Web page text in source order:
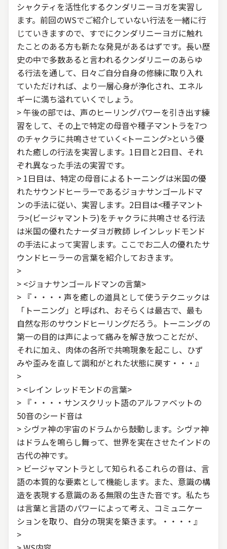
シャクティを活性化するクンダリニーヨガを実習し
ます。前回のWSでご紹介していない行法を一緒に行
じていきますので、すでにクンダリニーヨガに触れ
たことのある方も新たな発見があるはずです。長い歴
史の中で多数あると言われるクンダリニーのあらゆ
る行法を通して、日々ご自分自身の修練に取り入れ
ていただければ、より一層心身が浄化され、エネル
ギーに満ち溢れていくでしょう。
> 午後の部では、声のヒーリングパワーを引き出す練
習をして、その上で特定の母音や種子マントラを7つ
のチャクラに共鳴させていく<トーニング>という優
れた癒しの行法を実習します。1日目と2日目、それ
ぞれ異なった手法の実習です。
> 1日目は、特定の母音によるトーニングは米国の優
れたサウンドヒーラーであるジョナサンゴールドマ
ンの手法に従い、実習します。2日目は<種子マント
ラ>(ビージャマントラ)をチャクラに共鳴させる行法
は米国の優れたナーダヨガ教師 レインレッドモンド
の手法によって実習します。ここでお二人の優れたサ
ウンドヒーラーの言葉を紹介しておきます。
>
> <ジョナサンゴールドマンの言葉>
> 『・・・・声を癒しの道具として使うテクニックは
「トーニング」と呼ばれ、おそらくは最古で、最も
自然な形のサウンドヒーリングだろう。トーニングの
第一の目的は声によって痛みを解き放つことだが、
それに加え、肉体の各所で共鳴現象を起こし、ひず
みや歪みを直して調和がとれた状態に戻す・・・』
>
> <レイン レッドモンドの言葉>
> 『・・・・サンスクリット語のアルファベットの
50音のシード音は
> シヴァ神の宇宙のドラムから鼓動します。シヴァ神
はドラムを鳴らし舞って、世界を実在させたインドの
古代の神です。
> ビージャマントラとして知られるこれらの音は、言
語の本質的な要素として機能します。また、意識の構
造を表現する意識のある無限の生きた音です。私たち
は言葉と言語のパワーによって考え、コミュニケー
ションを取り、自分の現実を築きます。・・・・』
>